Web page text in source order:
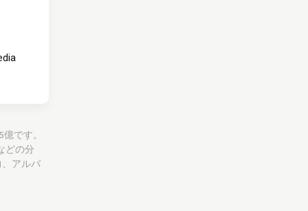
です。
どの分
アルバ